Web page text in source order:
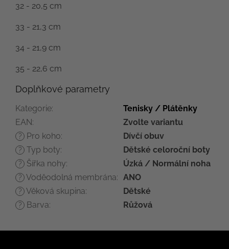
32 - 20,5 cm
33 - 21,3 cm
34 - 21,9 cm
35 - 22,6 cm
Doplňkové parametry
Kategorie:
Tenisky / Plátěnky
EAN: Zvolte variantu
? Pro koho: Dívčí obuv
? Typ boty: Dětské celoroční boty
? Šířka nohy: Úzká / Normální noha
? Voděodolná membrána: ANO
? Věková skupina: Dětské
? Barva: Růžová